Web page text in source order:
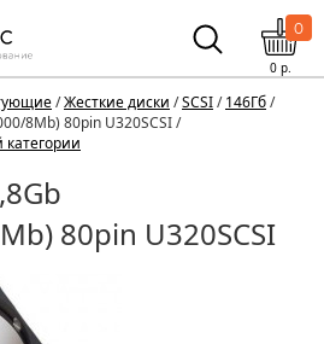
0
0р.
/Жесткие диски /SCSI/146Гб/
8Mb) 80pin U320SCSI /
категории
80pin U320SCSI